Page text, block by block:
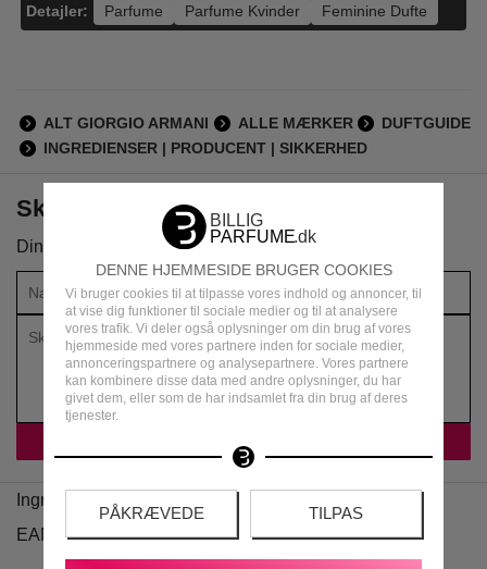
DENNE HJEMMESIDE BRUGER COOKIES
Vi bruger cookies til at tilpasse vores indhold og annoncer, til
at vise dig funktioner til sociale medier og til at analysere
vores trafik. Vi deler også oplysninger om din brug af vores
hjemmeside med vores partnere inden for sociale medier,
annonceringspartnere og analysepartnere. Vores partnere
kan kombinere disse data med andre oplysninger, du har
givet dem, eller som de har indsamlet fra din brug af deres
tjenester.
PÅKRÆVEDE TILPAS
Detajler: Parfume Parfume Kvinder Feminine Dufte
ALT GIORGIO ARMANI ALLE MÆRKER
DUFTGUIDE
INGREDIENSER | PRODUCENT | SIKKERHED
Skriv din anmeldelse om produktet
Din vurdering:
Ingredienser
EAN